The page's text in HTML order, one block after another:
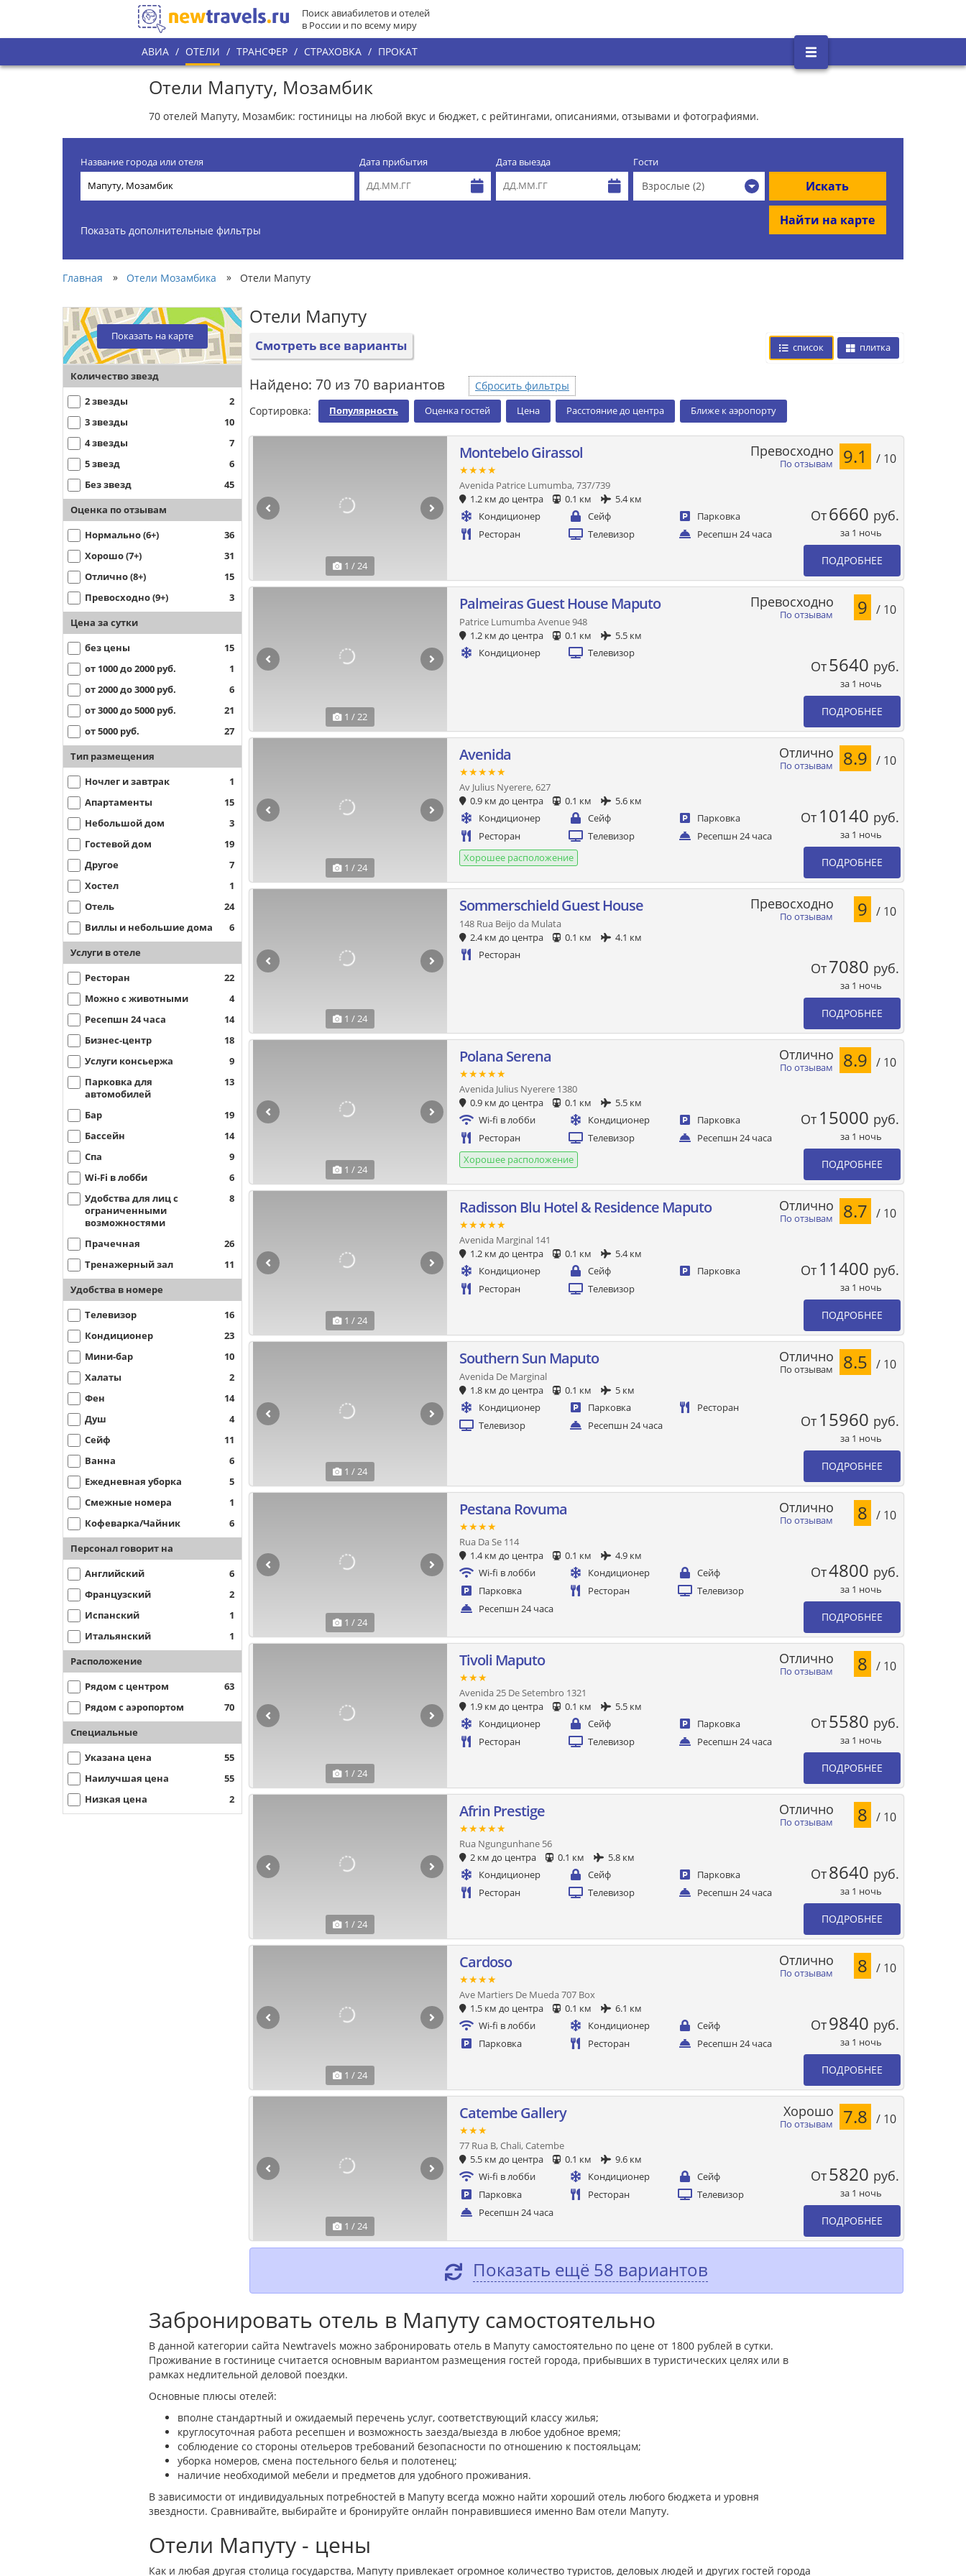
Поиск авиабилетов и отелей
в России и по всему миру
АВИА / ОТЕЛИ / ТРАНСФЕР / СТРАХОВКА / ПРОКАТ
Отели Мапуту, Мозамбик
70 отелей Мапуту, Мозамбик: гостиницы на любой вкус и бюджет, с рейтингами, описаниями, отзывами и фотографиями.
Название города или отеля Дата прибытия Дата выезда Гости
Взрослые (2) Искать
Найти на карте
Показать дополнительные фильтры
Главная » Отели Мозамбика » Отели Мапуту
Показать на карте
Количество звезд
2 звезды
2
3 звезды
10
4 звезды
7
5 звезд
6
Без звезд
45
Оценка по отзывам
Нормально (6+)
36
Хорошо (7+)
31
Отлично (8+)
15
Превосходно (9+)
3
Цена за сутки
без цены
15
от 1000 до 2000 руб.
1
от 2000 до 3000 руб.
6
от 3000 до 5000 руб.
21
от 5000 руб.
27
Тип размещения
Ночлег и завтрак
1
Апартаменты
15
Небольшой дом
3
Гостевой дом
19
Другое
7
Хостел
1
Отель
24
Виллы и небольшие дома
6
Услуги в отеле
Ресторан
22
Можно с животными
4
Ресепшн 24 часа
14
Бизнес-центр
18
Услуги консьержа
9
Парковка для
автомобилей
13
Бар
19
Бассейн
14
Спа
9
Wi-Fi в лобби
6
Удобства для лиц с
ограниченными
возможностями
8
Прачечная
26
Тренажерный зал
11
Удобства в номере
Телевизор
16
Кондиционер
23
Мини-бар
10
Халаты
2
Фен
14
Душ
4
Сейф
11
Ванна
6
Ежедневная уборка
5
Смежные номера
1
Кофеварка/Чайник
6
Персонал говорит на
Английский
6
Французский
2
Испанский
1
Итальянский
1
Расположение
Рядом с центром
63
Рядом с аэропортом
70
Специальные
Указана цена
55
Наилучшая цена
55
Низкая цена
2
Отели Мапуту
Смотреть все варианты список плитка
Найдено: 70 из 70 вариантов
Сбросить фильтры
Сортировка:
Популярность Оценка гостей Цена Расстояние до центра Ближе к аэропорту
1 / 24
Montebelo Girassol
★★★★
Avenida Patrice Lumumba, 737/739
1.2 км до центра
0.1 км
5.4 км
Кондиционер
Сейф
Парковка
Ресторан
Телевизор Ресепшн 24 часа
По отзывам
Превосходно 9.1 / 10
От6660 руб.
за 1 ночь
ПОДРОБНЕЕ
1 / 22
Palmeiras Guest House Maputo
Patrice Lumumba Avenue 948
1.2 км до центра
0.1 км
5.5 км
Кондиционер
Телевизор
По отзывам
Превосходно 9 / 10
От5640 руб.
за 1 ночь
ПОДРОБНЕЕ
1 / 24
Avenida
★★★★★
Av Julius Nyerere, 627
0.9 км до центра
0.1 км
5.6 км
Кондиционер
Сейф
Парковка
Ресторан
Телевизор
Ресепшн 24 часа
Хорошее расположение
По отзывам
Отлично 8.9 / 10
От 10140 руб.
за 1 ночь
ПОДРОБНЕЕ
1 / 24
Sommerschield Guest House
148 Rua Beijo da Mulata
2.4 км до центра
0.1 км
4.1 км
Ресторан
По отзывам
Превосходно 9 / 10
От7080 руб.
за 1 ночь
ПОДРОБНЕЕ
1 / 24
Polana Serena
★★★★★
Avenida Julius Nyerere 1380
0.9 км до центра
0.1 км
5.5 км
Wi-fi в лобби
Кондиционер
Парковка
Ресторан
Телевизор
Ресепшн 24 часа
Хорошее расположение
По отзывам
Отлично 8.9 / 10
От 15000 руб.
за 1 ночь
ПОДРОБНЕЕ
1 / 24
Radisson Blu Hotel & Residence Maputo
★★★★★
Avenida Marginal 141
1.2 км до центра
0.1 км
5.4 км
Кондиционер
Сейф
Парковка
Ресторан
Телевизор
По отзывам
Отлично 8.7 / 10
От 11400 руб.
за 1 ночь
ПОДРОБНЕЕ
1 / 24
Southern Sun Maputo
Avenida De Marginal
1.8 км до центра
0.1 км
5 км
Кондиционер
Парковка
Ресторан
Телевизор
Ресепшн 24 часа
По отзывам
Отлично 8.5 / 10
От 15960 руб.
за 1 ночь
ПОДРОБНЕЕ
1 / 24
Pestana Rovuma
★★★★
Rua Da Se 114
1.4 км до центра
0.1 км
4.9 км
Wi-fi в лобби
Кондиционер
Сейф
Парковка
Ресторан
Телевизор
Ресепшн 24 часа
По отзывам
Отлично 8 / 10
От4800 руб.
за 1 ночь
ПОДРОБНЕЕ
1 / 24
Tivoli Maputo
★★★
Avenida 25 De Setembro 1321
1.9 км до центра
0.1 км
5.5 км
Кондиционер
Сейф
Парковка
Ресторан
Телевизор Ресепшн 24 часа
По отзывам
Отлично 8 / 10
От5580 руб.
за 1 ночь
ПОДРОБНЕЕ
1 / 24
Afrin Prestige
★★★★★
Rua Ngungunhane 56
2 км до центра
0.1 км
5.8 км
Кондиционер
Сейф
Парковка
Ресторан
Телевизор Ресепшн 24 часа
По отзывам
Отлично 8 / 10
От8640 руб.
за 1 ночь
ПОДРОБНЕЕ
1 / 24
Cardoso
★★★★
Ave Martiers De Mueda 707 Box
1.5 км до центра
0.1 км
6.1 км
Wi-fi в лобби
Кондиционер
Сейф
Парковка
Ресторан Ресепшн 24 часа
По отзывам
Отлично 8 / 10
От9840 руб.
за 1 ночь
ПОДРОБНЕЕ
1 / 24
Catembe Gallery
★★★
77 Rua B, Chali, Catembe
5.5 км до центра
0.1 км
9.6 км
Wi-fi в лобби
Кондиционер
Сейф
Парковка
Ресторан
Телевизор
Ресепшн 24 часа
По отзывам
Хорошо 7.8 / 10
От5820 руб.
за 1 ночь
ПОДРОБНЕЕ
Показать ещё 58 вариантов
Забронировать отель в Мапуту самостоятельно
В данной категории сайта Newtravels можно забронировать отель в Мапуту самостоятельно по цене от 1800 рублей в сутки.
Проживание в гостинице считается основным вариантом размещения гостей города, прибывших в туристических целях или в
рамках недлительной деловой поездки.
Основные плюсы отелей:
вполне стандартный и ожидаемый перечень услуг, соответствующий классу жилья;
круглосуточная работа ресепшен и возможность заезда/выезда в любое удобное время;
соблюдение со стороны отельеров требований безопасности по отношению к постояльцам;
уборка номеров, смена постельного белья и полотенец;
наличие необходимой мебели и предметов для удобного проживания.
В зависимости от индивидуальных потребностей в Мапуту всегда можно найти хороший отель любого бюджета и уровня
звездности. Сравнивайте, выбирайте и бронируйте онлайн понравившиеся именно Вам отели Мапуту.
Отели Мапуту - цены
Как и любая другая столица государства, Мапуту привлекает огромное количество туристов, деловых людей и других гостей города